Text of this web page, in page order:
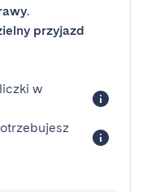
.
przyjazd
w